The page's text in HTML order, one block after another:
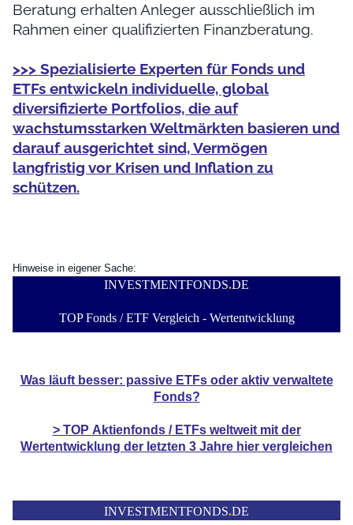
Beratung erhalten Anleger ausschließlich im
Rahmen einer qualifizierten Finanzberatung.
>>> Spezialisierte Experten für Fonds und
ETFs entwickeln individuelle, global
diversifizierte Portfolios, die auf
wachstumsstarken Weltmärkten basieren und
darauf ausgerichtet sind, Vermögen
langfristig vor Krisen und Inflation zu
schützen.
Hinweise in eigener Sache:
INVESTMENTFONDS.DE
TOP Fonds / ETF Vergleich - Wertentwicklung
Was läuft besser: passive ETFs oder aktiv verwaltete
Fonds?
> TOP Aktienfonds / ETFsweltweit mit der
Wertentwicklung der letzten 3 Jahre hier vergleichen
INVESTMENTFONDS.DE